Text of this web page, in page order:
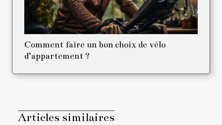
Comment faire un bon choix de vélo
d’appartement ?
Articles similaires